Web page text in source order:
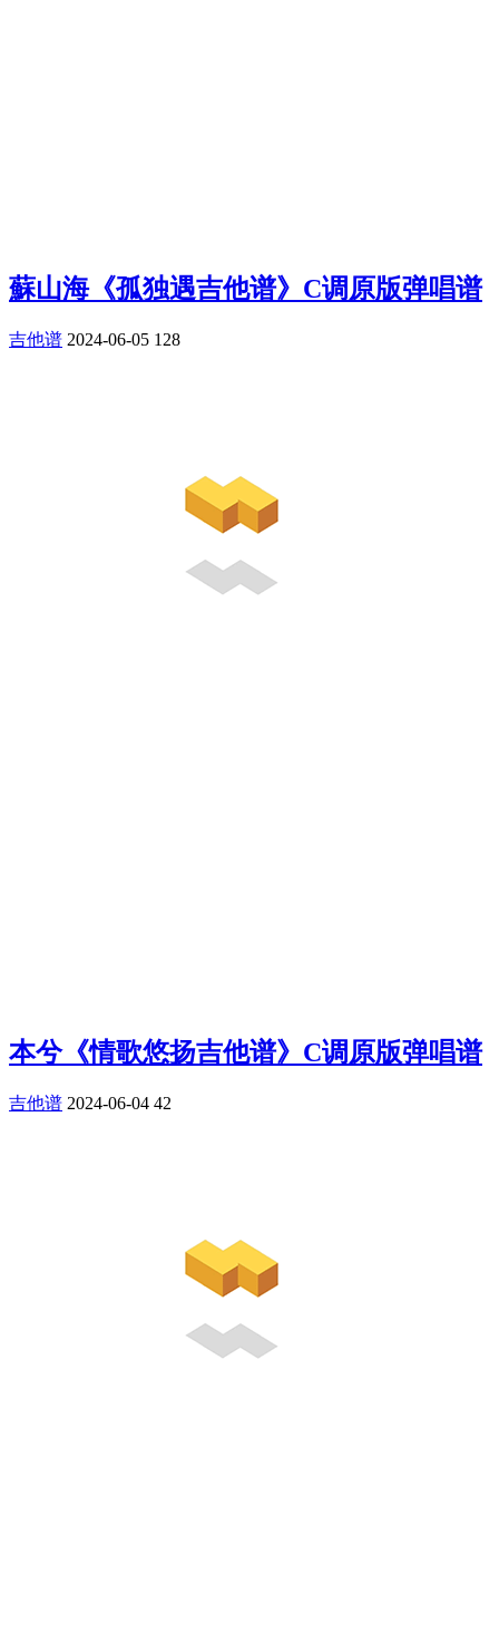
蘇山海《孤独遇吉他谱》C调原版弹唱谱
吉他谱 2024-06-05 128
本兮《情歌悠扬吉他谱》C调原版弹唱谱
吉他谱 2024-06-04 42